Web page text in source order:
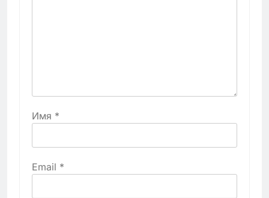
Имя *
Email *